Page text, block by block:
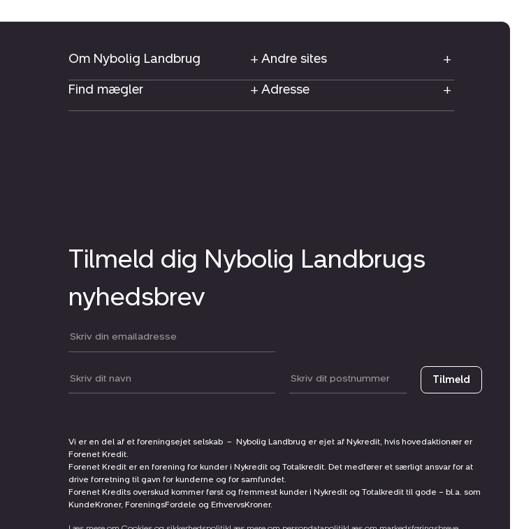
Om Nybolig Landbrug
Andre sites
Find mægler
Adresse
Tilmeld dig Nybolig Landbrugs
nyhedsbrev
Din email:
Dit navn: Postnummer Tilmeld
Vi er en del af et foreningsejet selskab – Nybolig Landbrug er ejet af Nykredit, hvis hovedaktionær er
Forenet Kredit.
Forenet Kredit er en forening for kunder i Nykredit og Totalkredit. Det medfører et særligt ansvar for at
drive forretning til gavn for kunderne og for samfundet.
Forenet Kredits overskud kommer først og fremmest kunder i Nykredit og Totalkredit til gode – bl.a. som
KundeKroner, ForeningsFordele og ErhvervsKroner.